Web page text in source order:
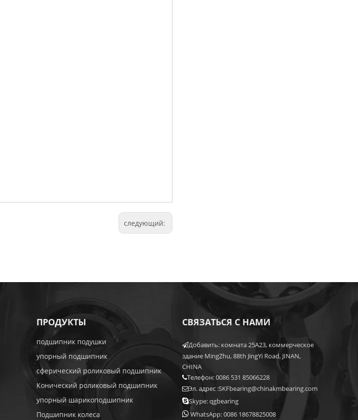
следующий:
ПРОДУКТЫ
подшипник подушки
упорный подшипник
сферический роликовый подшипник
Конический роликовый подшипник
упорный шарикоподшипник
Подшипник колеса
СВЯЗАТЬСЯ С НАМИ
Добавить: комната 25A23, коммерческое
здание MingZhu, 88th JingYi Road, JINAN,
CHINA
Телефон: 0086 531 85066228
Эл. адрес :SKFbearing@chinakmbearing.com
Skype: qgbearing
 WhatsApp: 0086 18678825008